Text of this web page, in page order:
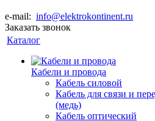
e-mail: info@elektrokontinent.ru
Заказать звонок
Каталог
Кабели и провода
Кабель силовой
Кабель для связи и
(медь)
Кабель оптический